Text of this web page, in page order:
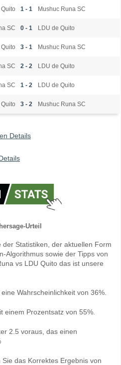
1 - 1 Mushuc Runa SC
SC 0 - 1 LDU de Quito
3 - 1 Mushuc Runa SC
SC 2 - 2 LDU de Quito
SC 1 - 2 LDU de Quito
3 - 2 Mushuc Runa SC
Details
Urteil
Statistiken, der aktuellen Form
Algorithmus sowie der Tipps von
vs LDU Quito das ist unsere
Wahrscheinlichkeit von 36%.
einem Prozentsatz von 55%.
2.5 voraus, das einen
das Korrektes Ergebnis von